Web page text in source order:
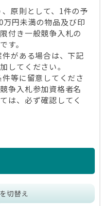
原則として、1件の予
円未満の物品及び印
付き一般競争入札の
す。
がある場合は、下記
してください。
等に留意してくださ
争入札参加資格者名
は、必ず確認してく
切替え